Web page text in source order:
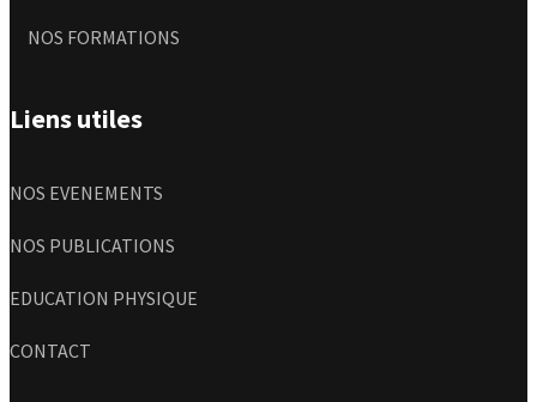
NOS FORMATIONS
Liens utiles
NOS EVENEMENTS
NOS PUBLICATIONS
EDUCATION PHYSIQUE
CONTACT